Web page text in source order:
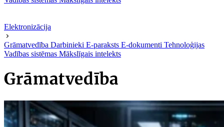
Elektronizācija
Grāmatvedība Darbinieki E-paraksts E-dokumenti Tehnoloģijas
Vadības sistēmas Mākslīgais intelekts
Grāmatvedība